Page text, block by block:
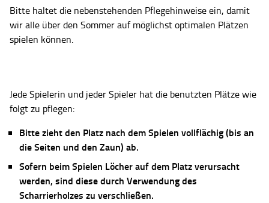
Bitte haltet die nebenstehenden Pflegehinweise ein, damit
wir alle über den Sommer auf möglichst optimalen Plätzen
spielen können.
Jede Spielerin und jeder Spieler hat die benutzten Plätze wie
folgt zu pflegen:
Bitte zieht den Platz nach dem Spielen vollflächig (bis an
die Seiten und den Zaun) ab.
Sofern beim Spielen Löcher auf dem Platz verursacht
werden, sind diese durch Verwendung des
Scharrierholzes zu verschließen.